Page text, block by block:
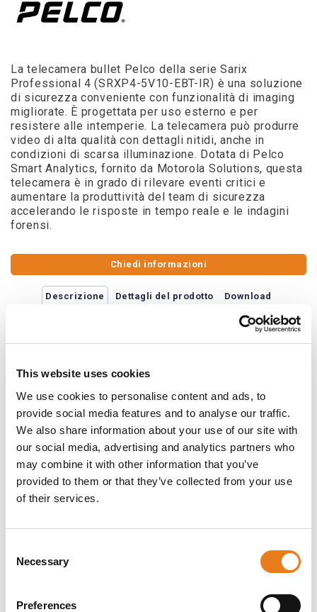
This website uses cookies
We use cookies to personalise content and ads, to
provide social media features and to analyse our traffic.
We also share information about your use of our site with
our social media, advertising and analytics partners who
may combine it with other information that you’ve
provided to them or that they’ve collected from your use
of their services.
Selection
Necessary
Preferences
La telecamera bullet Pelco della serie Sarix
Professional 4 (SRXP4-5V10-EBT-IR) è una soluzione
di sicurezza conveniente con funzionalità di imaging
migliorate. È progettata per uso esterno e per
resistere alle intemperie. La telecamera può produrre
video di alta qualità con dettagli nitidi, anche in
condizioni di scarsa illuminazione. Dotata di Pelco
Smart Analytics, fornito da Motorola Solutions, questa
telecamera è in grado di rilevare eventi critici e
aumentare la produttività del team di sicurezza
accelerando le risposte in tempo reale e le indagini
forensi.
Chiedi informazioni
Descrizione Dettagli del prodotto Download
Solutions, migliora la capacità della telecamera
di sicurezza. La fotocamera può funzionare in
modo efficace in situazioni di scarsa
illuminazione e ad alto contrasto grazie alla
True Wide Dynamic Range, alla sensibilità in
condizioni di scarsa illuminazione e all'IR
adattivo.
Qualità dell'immagine migliorata
scene affollate.